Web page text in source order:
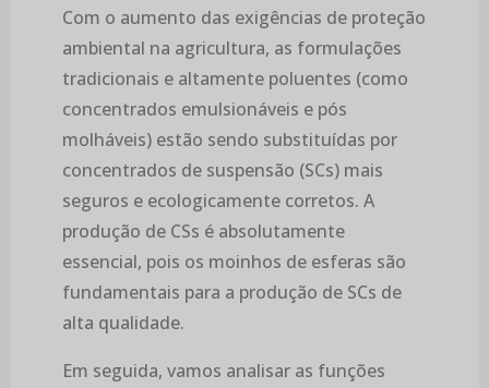
Com o aumento das exigências de proteção
ambiental na agricultura, as formulações
tradicionais e altamente poluentes (como
concentrados emulsionáveis e pós
molháveis) estão sendo substituídas por
concentrados de suspensão (SCs) mais
seguros e ecologicamente corretos. A
produção de CSs é absolutamente
essencial, pois os moinhos de esferas são
fundamentais para a produção de SCs de
alta qualidade.
Em seguida, vamos analisar as funções